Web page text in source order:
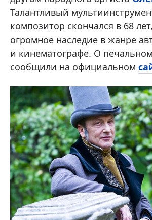
Талантливый
композитор скончался в 68
огромное наследие в жанре
и кинематографе. О
сообщили на официальном